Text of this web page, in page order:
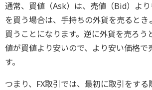
通常、買値（Ask）は、売値（Bid）よ
を買う場合は、手持ちの外貨を売るとき
買うことになります。逆に外貨を売ろう
値が買値より安いので、より安い価格で
す。
つまり、FX取引では、最初に取引をす